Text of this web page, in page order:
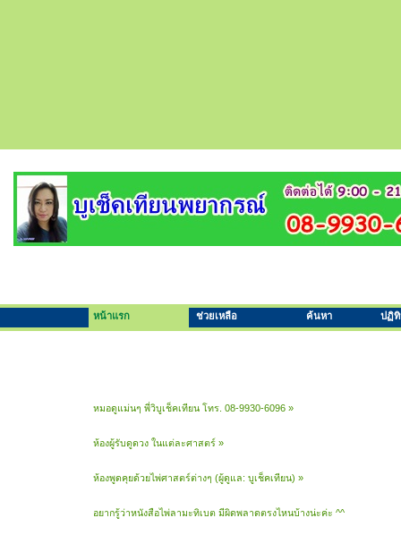
หน้าแรก ช่วยเหลือ ค้นหา ปฏิ
หมอดูแม่นๆ พี่วิบูเช็คเทียน โทร. 08-9930-6096 »
ห้องผู้รับดูดวง ในแต่ละศาสตร์ »
ห้องพูดคุยด้วยไพ่ศาสตร์ต่างๆ (ผู้ดูแล:บูเช็คเทียน) »
อยากรู้ว่าหนังสือไพ่ลามะทิเบต มีผิดพลาดตรงไหนบ้างน่ะค่ะ ^^